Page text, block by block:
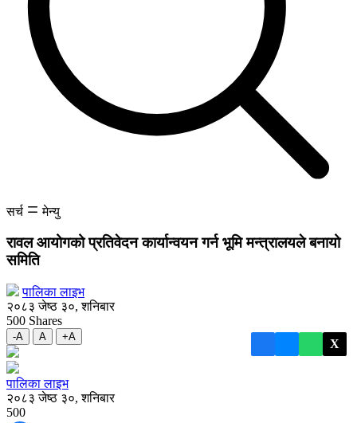
सर्च मेन्यु
रावल आयोगको प्रतिवेदनकार्यान्वयन गर्न भूमि मन्त्रालयले बनायो
समिति
पालिका लाइभ
२०८३ जेष्ठ ३०, शनिबार
500 Shares
X
-A A +A
पालिका लाइभ
२०८३ जेष्ठ ३०, शनिबार
500